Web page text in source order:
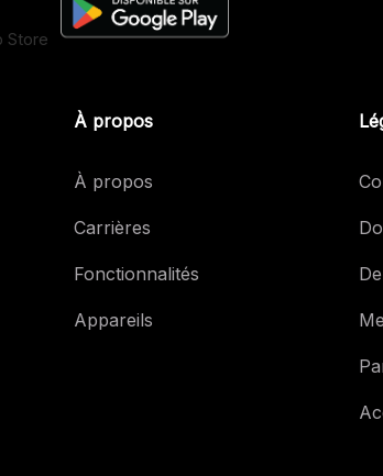
À propos
À propos
Carrières
Fonctionnalités
Appareils